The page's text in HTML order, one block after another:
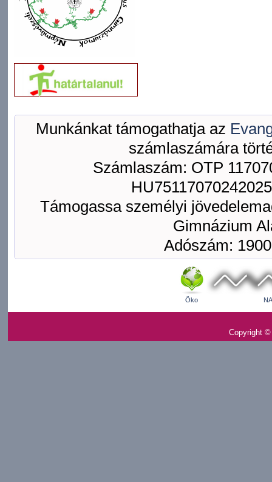
Munkánkat támogathatja az
számlaszámára
Számlaszám: OTP
Támogassa személyi
Gimnázium
Adószám:
Öko
Copyright